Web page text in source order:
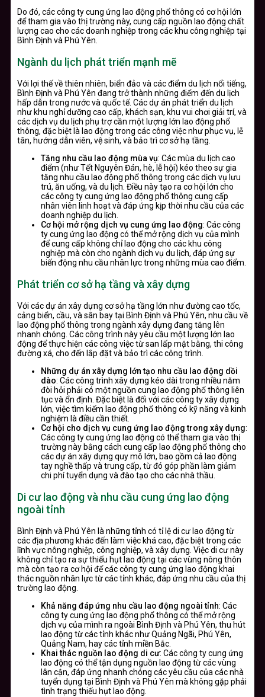
Do đó, các công ty cung ứng lao động phổ thông có cơ hội lớn
để tham gia vào thị trường này, cung cấp nguồn lao động chất
lượng cao cho các doanh nghiệp trong các khu công nghiệp tại
Bình Định và Phú Yên.
Ngành du lịch phát triển mạnh mẽ
Với lợi thế về thiên nhiên, biển đảo và các điểm du lịch nổi tiếng,
Bình Định và Phú Yên đang trở thành những điểm đến du lịch
hấp dẫn trong nước và quốc tế. Các dự án phát triển du lịch
như khu nghỉ dưỡng cao cấp, khách sạn, khu vui chơi giải trí, và
các dịch vụ du lịch phụ trợ cần một lượng lớn lao động phổ
thông, đặc biệt là lao động trong các công việc như phục vụ, lễ
tân, hướng dẫn viên, vệ sinh, và bảo trì cơ sở hạ tầng.
Tăng nhu cầu lao động mùa vụ: Các mùa du lịch cao
điểm (như Tết Nguyên Đán, hè, lễ hội) kéo theo sự gia
tăng nhu cầu lao động phổ thông trong các dịch vụ lưu
trú, ăn uống, và du lịch. Điều này tạo ra cơ hội lớn cho
các công ty cung ứng lao động phổ thông cung cấp
nhân viên linh hoạt và đáp ứng kịp thời nhu cầu của các
doanh nghiệp du lịch.
Cơ hội mở rộng dịch vụ cung ứng lao động: Các công
ty cung ứng lao động có thể mở rộng dịch vụ của mình
để cung cấp không chỉ lao động cho các khu công
nghiệp mà còn cho ngành dịch vụ du lịch, đáp ứng sự
biến động nhu cầu nhân lực trong những mùa cao điểm.
Phát triển cơ sở hạ tầng và xây dựng
Với các dự án xây dựng cơ sở hạ tầng lớn như đường cao tốc,
cảng biển, cầu, và sân bay tại Bình Định và Phú Yên, nhu cầu về
lao động phổ thông trong ngành xây dựng đang tăng lên
nhanh chóng. Các công trình này yêu cầu một lượng lớn lao
động để thực hiện các công việc từ san lấp mặt bằng, thi công
đường xá, cho đến lắp đặt và bảo trì các công trình.
Những dự án xây dựng lớn tạo nhu cầu lao động dồi
dào: Các công trình xây dựng kéo dài trong nhiều năm
đòi hỏi phải có một nguồn cung lao động phổ thông liên
tục và ổn định. Đặc biệt là đối với các công ty xây dựng
lớn, việc tìm kiếm lao động phổ thông có kỹ năng và kinh
nghiệm là điều cần thiết.
Cơ hội cho dịch vụ cung ứng lao động trong xây dựng:
Các công ty cung ứng lao động có thể tham gia vào thị
trường này bằng cách cung cấp lao động phổ thông cho
các dự án xây dựng quy mô lớn, bao gồm cả lao động
tay nghề thấp và trung cấp, từ đó góp phần làm giảm
chi phí tuyển dụng và đào tạo cho các nhà thầu.
Di cư lao động và nhu cầu cung ứng lao động
ngoài tỉnh
Bình Định và Phú Yên là những tỉnh có tỉ lệ di cư lao động từ
các địa phương khác đến làm việc khá cao, đặc biệt trong các
lĩnh vực nông nghiệp, công nghiệp, và xây dựng. Việc di cư này
không chỉ tạo ra sự thiếu hụt lao động tại các vùng nông thôn
mà còn tạo ra cơ hội để các công ty cung ứng lao động khai
thác nguồn nhân lực từ các tỉnh khác, đáp ứng nhu cầu của thị
trường lao động.
Khả năng đáp ứng nhu cầu lao động ngoài tỉnh: Các
công ty cung ứng lao động phổ thông có thể mở rộng
dịch vụ của mình ra ngoài Bình Định và Phú Yên, thu hút
lao động từ các tỉnh khác như Quảng Ngãi, Phú Yên,
Quảng Nam, hay các tỉnh miền Bắc.
Khai thác nguồn lao động di cư: Các công ty cung ứng
lao động có thể tận dụng nguồn lao động từ các vùng
lân cận, đáp ứng nhanh chóng các yêu cầu của các nhà
tuyển dụng tại Bình Định và Phú Yên mà không gặp phải
tình trạng thiếu hụt lao động.